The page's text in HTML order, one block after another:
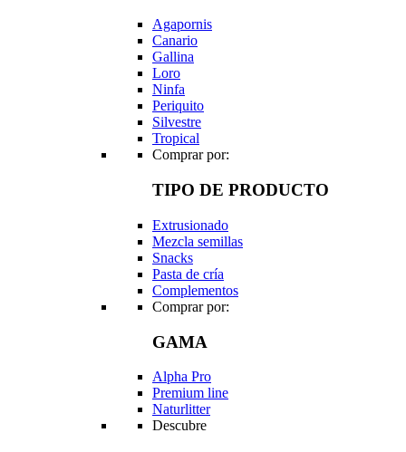
Agapornis
Canario
Gallina
Loro
Ninfa
Periquito
Silvestre
Tropical
Comprar por:
TIPO DE PRODUCTO
Extrusionado
Mezcla semillas
Snacks
Pasta de cría
Complementos
Comprar por:
GAMA
Alpha Pro
Premium line
Naturlitter
Descubre